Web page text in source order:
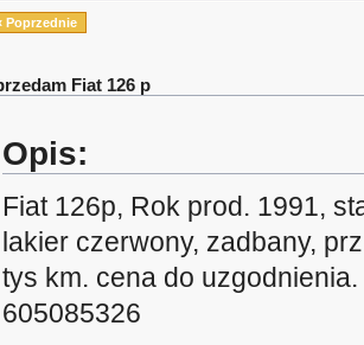
Poprzednie
Fiat 126 p
Opis:
Fiat 126p, Rok prod. 1991,
lakier czerwony, zadbany,
tys km. cena do uzgodnienia.
605085326